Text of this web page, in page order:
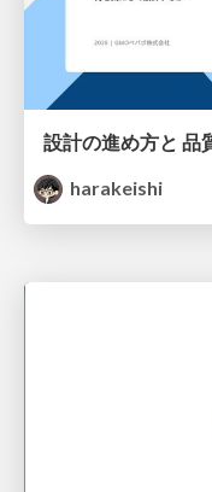
設計の進め方と 品
harakeishi